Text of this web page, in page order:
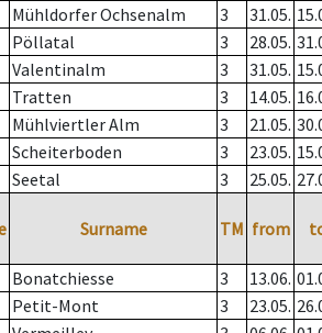
Mühldorfer Ochsenalm 3 31.05.
Pöllatal 3 28.05.
Valentinalm 3 31.05.
Tratten 3 14.05.
Mühlviertler Alm 3 21.05.
Scheiterboden 3 23.05.
Seetal 3 25.05.
Surname TM from
Bonatchiesse 3 13.06.
Petit-Mont 3 23.05.